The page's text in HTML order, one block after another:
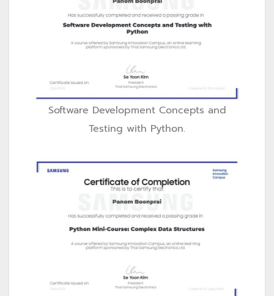
Software Development Concepts and
Testing with Python.